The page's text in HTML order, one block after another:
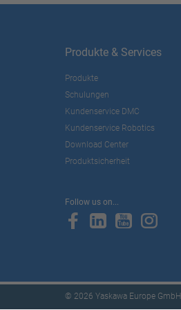
Produkte & Services
Produkte
Schulungen
Kundenservice DMC
Kundenservice Robotics
Download Center
Produktsicherheit
Follow us on...
© 2026 Yaskawa Europe GmbH